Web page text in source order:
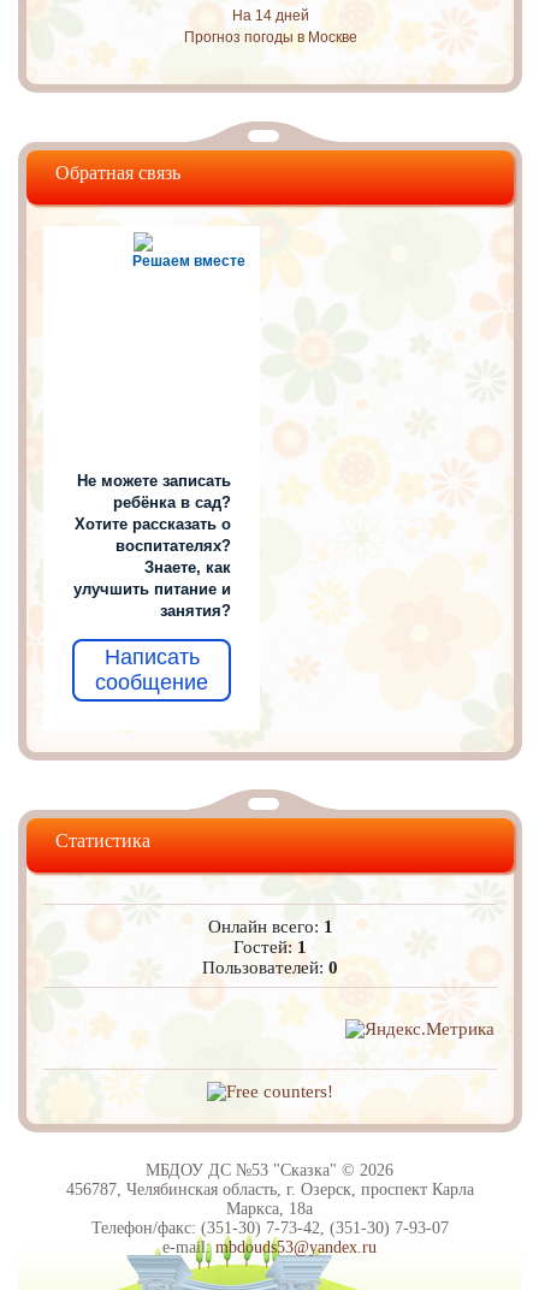
На 14 дней
Прогноз погоды в Москве
Обратная связь
Решаем вместе
Не можете записать
ребёнка в сад?
Хотите рассказать о
воспитателях?
Знаете, как
улучшить питание и
занятия?
Написать
сообщение
Статистика
Онлайн всего: 1
Гостей: 1
Пользователей:0
МБДОУ ДС №53 "Сказка" © 2026
456787, Челябинская область, г. Озерск, проспект Карла
Маркса, 18а
Телефон/факс: (351-30) 7-73-42, (351-30) 7-93-07
e-mail: mbdouds53@yandex.ru